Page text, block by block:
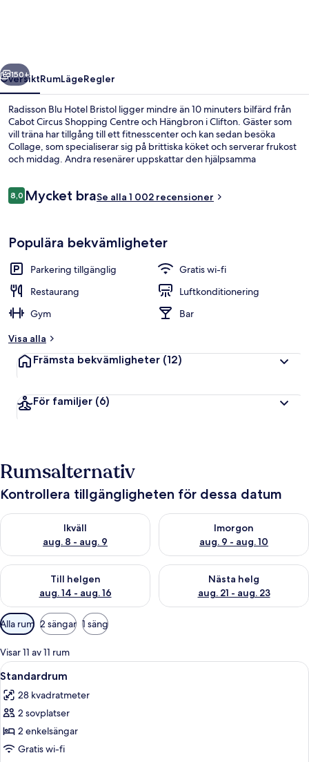
Nästa
150+
ÖversiktRumLägeRegler
Radisson Blu Hotel Bristol ligger mindre än 10 minuters bilfärd från
Cabot Circus Shopping Centre och Hängbron i Clifton. Gäster som
vill träna har tillgång till ett fitnesscenter och kan sedan besöka
Collage, som specialiserar sig på brittiska köket och serverar frukost
och middag. Andra resenärer uppskattar den hjälpsamma
Recensioner
8,08,0 av 10,
Mycket braSe alla 1 002 recensioner
Populära bekvämligheter
Parkering tillgänglig
Gratis wi-fi
Restaurang
Luftkonditionering
Gym
Bar
Visa alla
Främsta bekvämligheter (12)
För familjer (6)
Rumsalternativ
Kontrollera tillgängligheten för dessa datum
Ikväll
aug. 8 - aug. 9
Kontrollera tillgängligheten för ikväll aug. 8 - aug. 9
Imorgon
aug. 9 - aug. 10
Kontrollera tillgängligheten
Till helgen
aug. 14 - aug. 16
Kontrollera tillgängligheten för den här helgen aug. 14 - aug.
Nästa helg
aug. 21 - aug. 23
Kontrollera tillgängligheten
Tillgängliga
filter
för
rum
Alla rum 2 sängar 1 säng
Visar 11 av 11 rum
Öppna
alla
foton
för
Standardrum
Sängtillbehör av högsta kvalitet och
13
Standardrum
28 kvadratmeter
2 sovplatser
2 enkelsängar
Gratis wi-fi